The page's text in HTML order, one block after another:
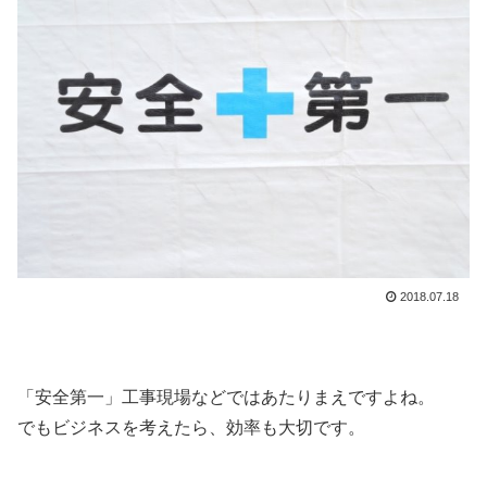
2018.07.18
「安全第一」工事現場などではあたりまえですよね。
でもビジネスを考えたら、効率も大切です。